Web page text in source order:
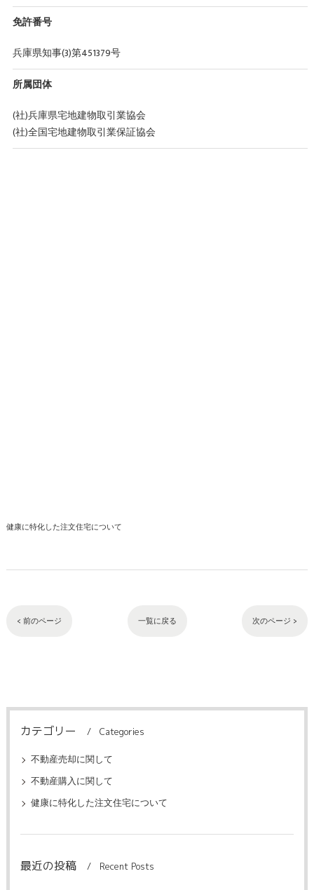
免許番号
兵庫県知事(3)第451379号
所属団体
(社)兵庫県宅地建物取引業協会
(社)全国宅地建物取引業保証協会
健康に特化した注文住宅について
< 前のページ 一覧に戻る 次のページ >
カテゴリー Categories
不動産売却に関して
不動産購入に関して
健康に特化した注文住宅について
最近の投稿 Recent Posts